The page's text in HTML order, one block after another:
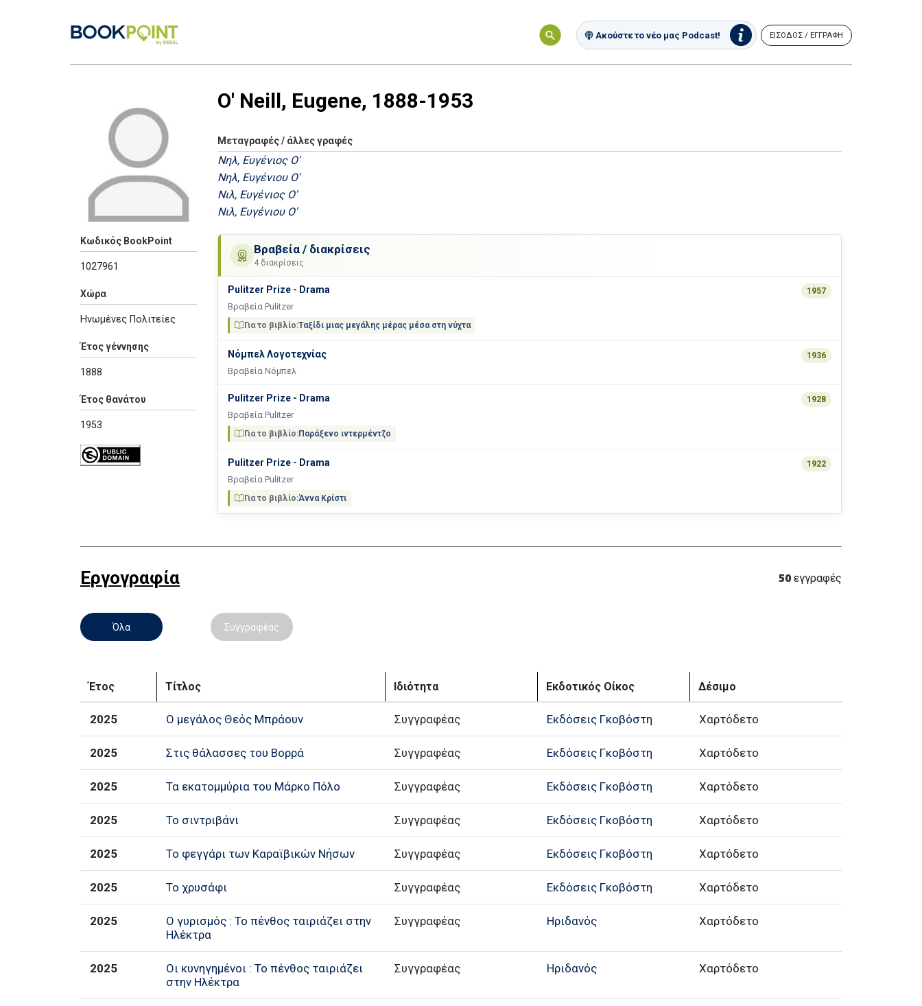
Ακούστε το νέο μας Podcast! ΕΙΣΟΔΟΣ / ΕΓΓΡΑΦΗ
Κωδικός BookPoint
1027961
Χώρα
Ηνωμένες Πολιτείες
Έτος γέννησης
1888
Έτος θανάτου
1953
O' Neill, Eugene, 1888-1953
Μεταγραφές / άλλες γραφές
Νηλ, Ευγένιος Ο'
Νηλ, Ευγένιου Ο'
Νιλ, Ευγένιος Ο'
Νιλ, Ευγένιου Ο'
Βραβεία / διακρίσεις
4 διακρίσεις
Pulitzer Prize - Drama 1957
Βραβεία Pulitzer
Για το βιβλίο:Ταξίδι μιας μεγάλης μέρας μέσα στη νύχτα
Νόμπελ Λογοτεχνίας 1936
Βραβεία Νόμπελ
Pulitzer Prize - Drama 1928
Βραβεία Pulitzer
Για το βιβλίο:Παράξενο ιντερμέντζο
Pulitzer Prize - Drama 1922
Βραβεία Pulitzer
Για το βιβλίο:Άννα Κρίστι
Εργογραφία 50 εγγραφές
Όλα Συγγραφέας
Έτος Τίτλος Ιδιότητα Εκδοτικός Οίκος Δέσιμο
2025 Ο μεγάλος Θεός Μπράουν Συγγραφέας Εκδόσεις Γκοβόστη Χαρτόδετο
2025 Στις θάλασσες του Βορρά Συγγραφέας Εκδόσεις Γκοβόστη Χαρτόδετο
2025 Τα εκατομμύρια του Μάρκο Πόλο Συγγραφέας Εκδόσεις Γκοβόστη Χαρτόδετο
2025 Το σιντριβάνι Συγγραφέας Εκδόσεις Γκοβόστη Χαρτόδετο
2025 Το φεγγάρι των Καραϊβικών Νήσων Συγγραφέας Εκδόσεις Γκοβόστη Χαρτόδετο
2025 Το χρυσάφι Συγγραφέας Εκδόσεις Γκοβόστη Χαρτόδετο
2025
Ο γυρισμός : Το πένθος ταιριάζει στην
Ηλέκτρα
Συγγραφέας Ηριδανός Χαρτόδετο
2025
Οι κυνηγημένοι : Το πένθος ταιριάζει
στην Ηλέκτρα
Συγγραφέας Ηριδανός Χαρτόδετο